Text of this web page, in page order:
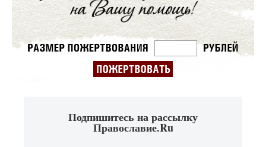
Подпишитесь на рассылку
Православие.Ru